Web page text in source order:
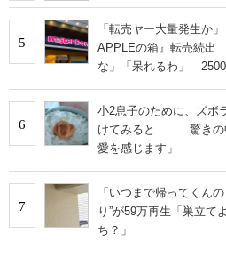
5
「転売ヤー大量発生か
APPLEの箱』転売続出
な」「呆れるわ」
6
小2息子のために、ズボ
けてみると…… 驚きの
愛を感じます」
7
「いつまで帰ってくん
り”が59万再生「巣立て
ち？」